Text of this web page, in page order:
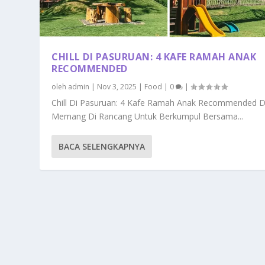
CHILL DI PASURUAN: 4 KAFE RAMAH ANAK
RECOMMENDED
oleh admin | Nov 3, 2025 | Food | 0 |
Chill Di Pasuruan: 4 Kafe Ramah Anak Recommended
Memang Di Rancang Untuk Berkumpul Bersama...
BACA SELENGKAPNYA